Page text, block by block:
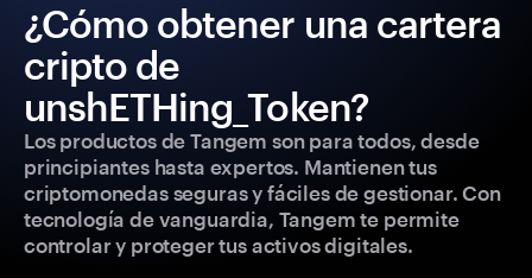
¿Cómo obtener una cartera
cripto de
unshETHing_Token?
Los productos de Tangem son para todos, desde
principiantes hasta expertos. Mantienen tus
criptomonedas seguras y fáciles de gestionar. Con
tecnología de vanguardia, Tangem te permite
controlar y proteger tus activos digitales.